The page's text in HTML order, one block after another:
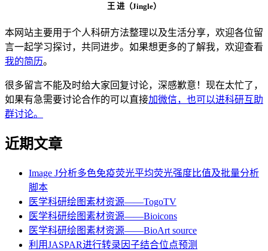
王 进（Jingle）
本网站主要用于个人科研方法整理以及生活分享，欢迎各位留
言一起学习探讨，共同进步。如果想更多的了解我，欢迎查看
我的简历。
很多留言不能及时给大家回复讨论，深感歉意！现在太忙了，
如果有急需要讨论合作的可以直接加微信，也可以进科研互助
群讨论。
近期文章
Image J分析多色免疫荧光平均荧光强度比值及批量分析
脚本
医学科研绘图素材资源——TogoTV
医学科研绘图素材资源——Bioicons
医学科研绘图素材资源——BioArt source
利用JASPAR进行转录因子结合位点预测